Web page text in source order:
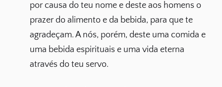
por causa do teu nome e deste aos homens o
prazer do alimento e da bebida, para que te
agradeçam. A nós, porém, deste uma comida e
uma bebida espirituais e uma vida eterna
através do teu servo.